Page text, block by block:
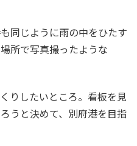
同じように雨の中をひたす
所で写真撮ったような
りしたいところ。看板を見
うと決めて、別府港を目指